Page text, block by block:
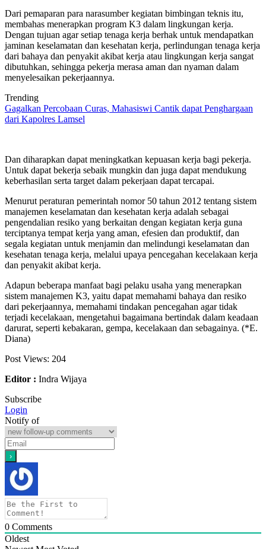
Dari pemaparan para narasumber kegiatan bimbingan teknis itu,
membahas menerapkan program K3 dalam lingkungan kerja.
Dengan tujuan agar setiap tenaga kerja berhak untuk mendapatkan
jaminan keselamatan dan kesehatan kerja, perlindungan tenaga kerja
dari bahaya dan penyakit akibat kerja atau lingkungan kerja sangat
dibutuhkan, sehingga pekerja merasa aman dan nyaman dalam
menyelesaikan pekerjaannya.
Trending
Gagalkan Percobaan Curas, Mahasiswi Cantik dapat Penghargaan
dari Kapolres Lamsel
Dan diharapkan dapat meningkatkan kepuasan kerja bagi pekerja.
Untuk dapat bekerja sebaik mungkin dan juga dapat mendukung
keberhasilan serta target dalam pekerjaan dapat tercapai.
Menurut peraturan pemerintah nomor 50 tahun 2012 tentang sistem
manajemen keselamatan dan kesehatan kerja adalah sebagai
pengendalian resiko yang berkaitan dengan kegiatan kerja guna
terciptanya tempat kerja yang aman, efesien dan produktif, dan
segala kegiatan untuk menjamin dan melindungi keselamatan dan
kesehatan tenaga kerja, melalui upaya pencegahan kecelakaan kerja
dan penyakit akibat kerja.
Adapun beberapa manfaat bagi pelaku usaha yang menerapkan
sistem manajemen K3, yaitu dapat memahami bahaya dan resiko
dari pekerjaannya, memahami tindakan pencegahan agar tidak
terjadi kecelakaan, mengetahui bagaimana bertindak dalam keadaan
darurat, seperti kebakaran, gempa, kecelakaan dan sebagainya. (*E.
Diana)
Post Views: 204
Editor : Indra Wijaya
Subscribe
Login
Notify of
0 Comments
Oldest